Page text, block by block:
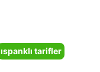
ıspanklı tarifler